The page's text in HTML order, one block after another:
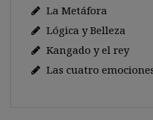
La Metáfora
Lógica y Belleza
Kangado y el rey
Las cuatro